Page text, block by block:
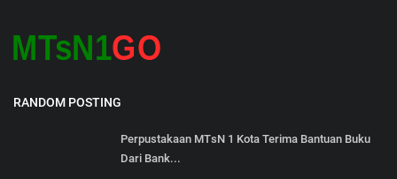
RANDOM POSTING
Perpustakaan MTsN 1 Kota Terima Bantuan Buku
Dari Bank...